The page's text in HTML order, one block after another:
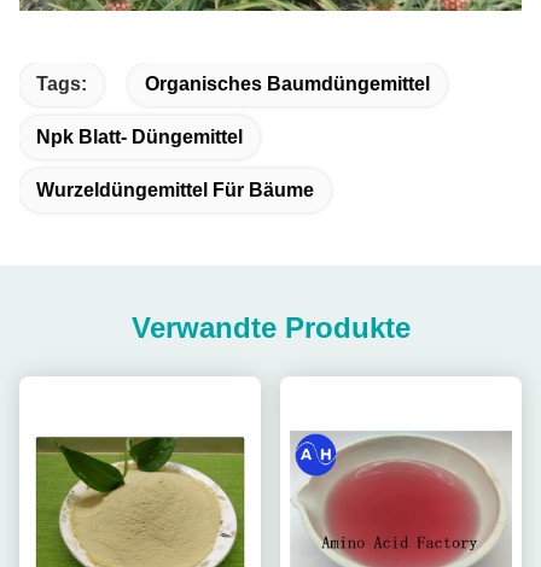
Tags: Organisches Baumdüngemittel
Npk Blatt- Düngemittel
Wurzeldüngemittel Für Bäume
Verwandte Produkte